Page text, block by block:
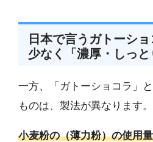
日本で言うガトーシ
少なく「濃厚・しっと
一方、「ガトーショコラ」
ものは、製法が異なります。
小麦粉の（薄力粉）の使用